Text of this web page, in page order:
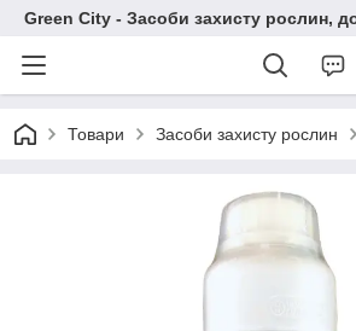
Green City - Засоби захисту рослин,
Товари Засоби захисту рослин